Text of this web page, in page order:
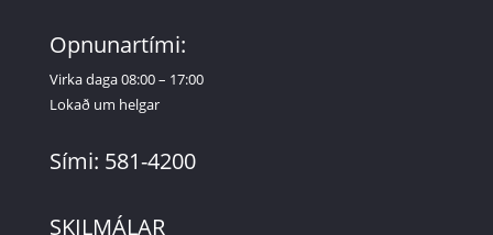
Opnunartími:
Virka daga 08:00 – 17:00
Lokað um helgar
Sími: 581-4200
SKILMÁLAR